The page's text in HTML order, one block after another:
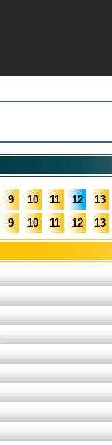
9 10 11 12 13
9 10 11 12 13